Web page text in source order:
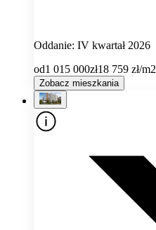
Oddanie: IV kwartał 2026
od1 015 000zł18 759 zł/m2
Zobacz mieszkania